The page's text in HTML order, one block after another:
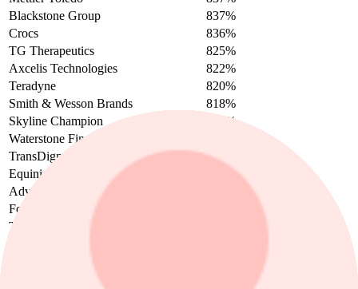
Blackstone Group
837%
Crocs
836%
TG Therapeutics
825%
Axcelis Technologies
822%
Teradyne
820%
Smith & Wesson Brands
818%
Skyline Champion
815%
Waterstone Financial
TransDigm
810%
Equinix
Advanced Energy Industries
Fonar
Trane Technologies
Repro Med Systems